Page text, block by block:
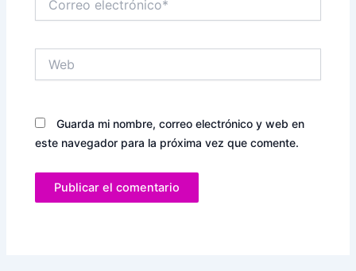
electrónico*
Guarda mi nombre, correo electrónico y web en
este navegador para la próxima vez que comente.